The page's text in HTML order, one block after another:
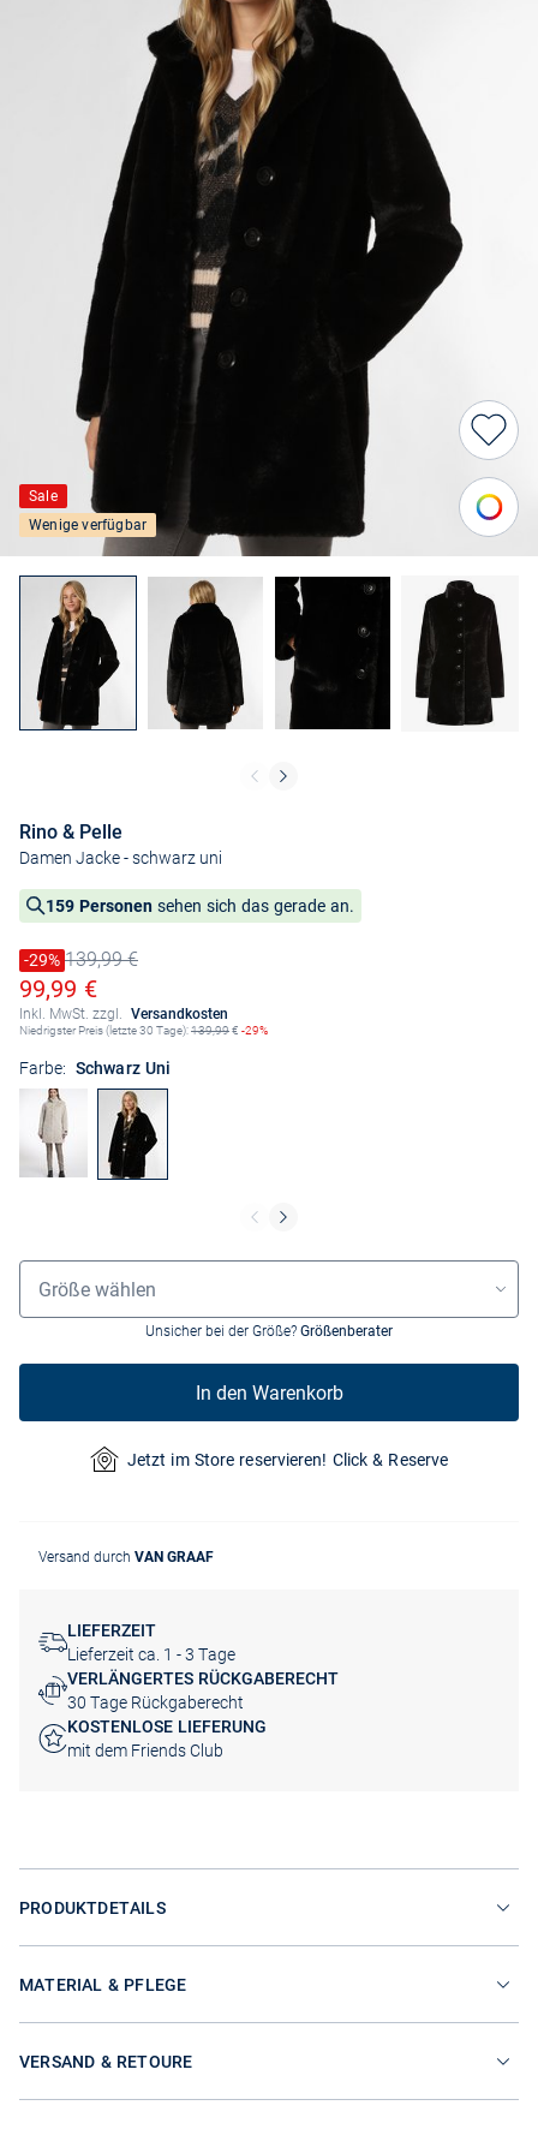
Sale
Wenige verfügbar
Rino & Pelle
Damen Jacke- schwarz uni
159 Personen sehen sich das gerade an.
Preis reduziert um
-29%
Alter Preis139,99 €
Ermäßigter Preis
99,99 €
Inkl. MwSt. zzgl. Versandkosten
Niedrigster Preis (letzte 30 Tage):139,99€ -29%
Farbe: Schwarz Uni
Größenauswahl
Größe wählen
Unsicher bei der Größe? Größenberater
In den Warenkorb
Jetzt im Store reservieren! Click & Reserve
Versand durch VAN GRAAF
LIEFERZEIT
Lieferzeit ca. 1 - 3 Tage
VERLÄNGERTES RÜCKGABERECHT
30 Tage Rückgaberecht
KOSTENLOSE LIEFERUNG
mit dem Friends Club
PRODUKTDETAILS
MATERIAL & PFLEGE
VERSAND & RETOURE